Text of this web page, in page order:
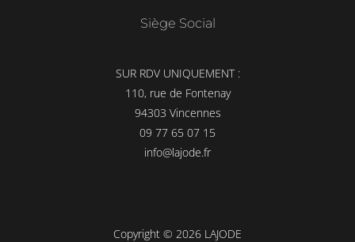
Siège Social
SUR RDV UNIQUEMENT :
110, rue de Fontenay
94303 Vincennes
09 77 65 07 15
info@lajode.fr
Copyright © 2026 LAJODE